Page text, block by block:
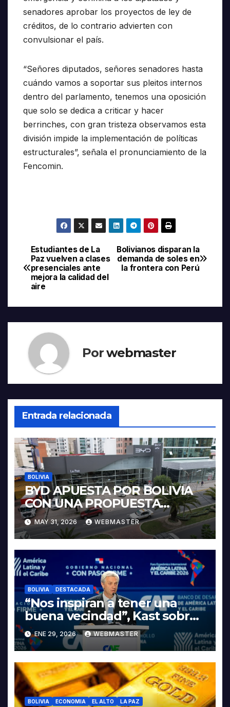
senadores aprobar los proyectos de ley de
créditos, de lo contrario advierten con
convulsionar el país.
“Señores diputados, señores senadores hasta
cuándo vamos a soportar sus pleitos internos
dentro del parlamento, tenemos una oposición
que solo se dedica a criticar y hacer
berrinches, con gran tristeza observamos esta
división impide la implementación de políticas
estructurales”, señala el pronunciamiento de la
Fencomin.
Navegación
de
Bolivianos disparan la
demanda de soles en
la frontera con Perú
Estudiantes de La
Paz vuelven a clases
presenciales ante
mejora la calidad del
aire
Porwebmaster
Entrada relacionada
BOLIVIA
BYD APUESTA POR BOLIVIA
CON UNA PROPUESTA
INTEGRAL PARA IMPULSAR
LA ELECTROMOVILIDAD Y LA
INDUSTRIALIZACIÓN DEL
LITIO
MAY 31, 2026 WEBMASTER
BOLIVIA DESTACADA
“Nos inspiran a tener una
buena vecindad”, Kast sobre
discurso del presidente
Rodrigo Paz
ENE 29, 2026 WEBMASTER
BOLIVIA ECONOMIA EL ALTO LA PAZ